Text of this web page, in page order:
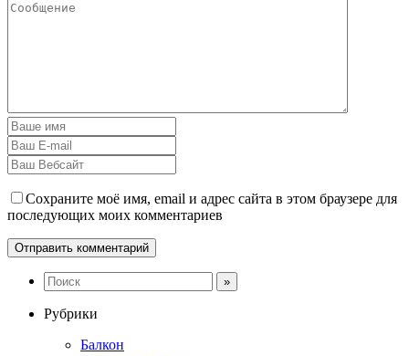
Сохраните моё имя, email и адрес сайта в этом браузере для
последующих моих комментариев
Рубрики
Балкон